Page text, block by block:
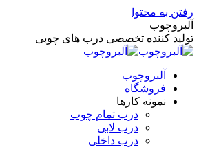
رفتن به محتوا
آلبروچوب
تولید کننده تخصصی درب های چوبی
آلبروچوب
فروشگاه
نمونه کارها
درب تمام چوب
درب لابی
درب داخلی